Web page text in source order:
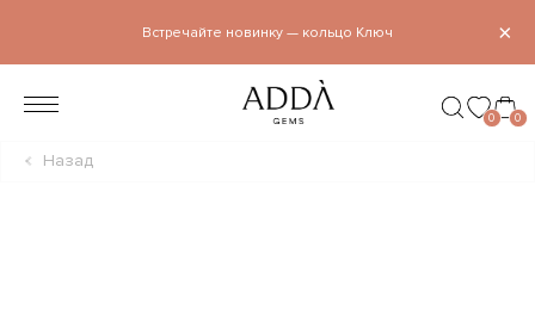
×
Встречайте новинку — кольцо Ключ
0 0
Назад